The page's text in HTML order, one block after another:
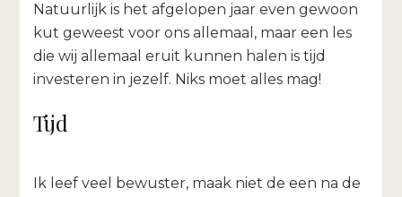
Natuurlijk is het afgelopen jaar even gewoon
kut geweest voor ons allemaal, maar een les
die wij allemaal eruit kunnen halen is tijd
investeren in jezelf. Niks moet alles mag!
Tijd
Ik leef veel bewuster, maak niet de een na de